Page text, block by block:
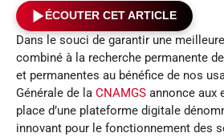
ÉCOUTER CET ARTICLE
Dans le souci de garantir une
combiné à la recherche permanente
et permanentes au bénéfice de nos
Générale de la CNAMGS annonce aux
place d’une plateforme digitale
innovant pour le fonctionnement des